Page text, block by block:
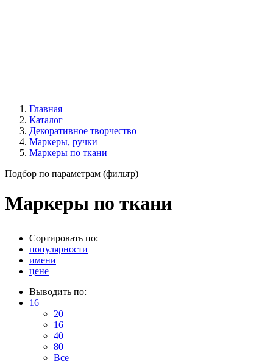
Главная
Каталог
Декоративное творчество
Маркеры, ручки
Маркеры по ткани
Подбор по параметрам (фильтр)
Маркеры по ткани
Сортировать по:
популярности
имени
цене
Выводить по:
16
20
16
40
80
Все